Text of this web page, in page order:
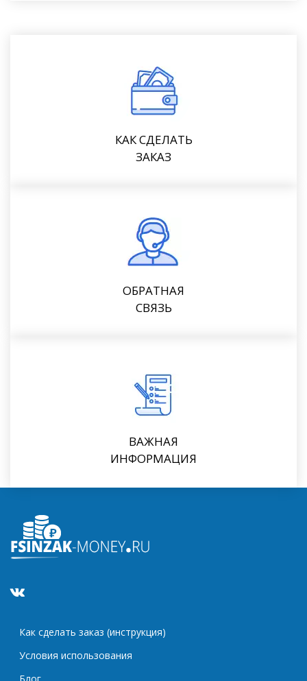
КАК СДЕЛАТЬ
ЗАКАЗ
ОБРАТНАЯ
СВЯЗЬ
ВАЖНАЯ
ИНФОРМАЦИЯ
Как сделать заказ (инструкция)
Условия использования